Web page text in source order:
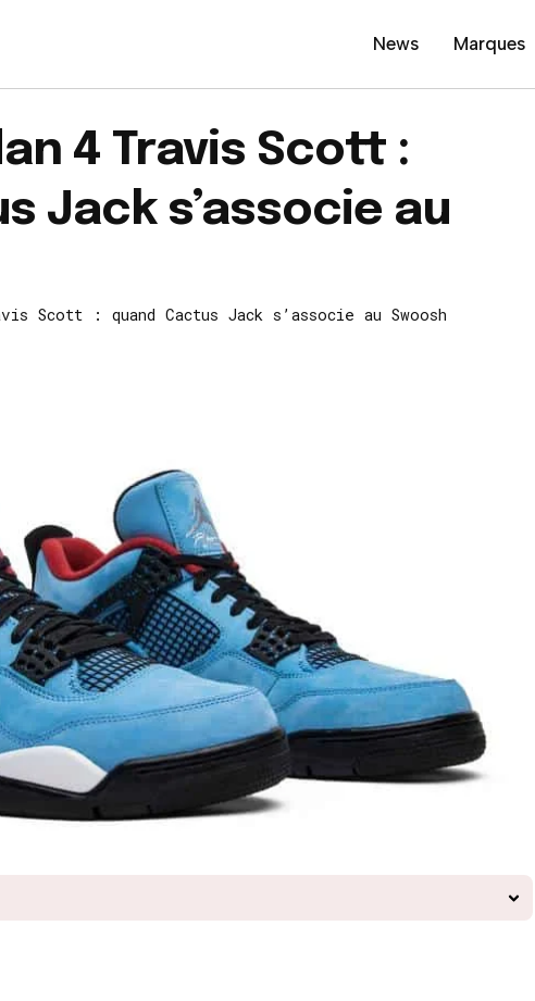
News Marques
4 Travis Scott :
Jack s’associe au
Scott : quand Cactus Jack s’associe au Swoosh